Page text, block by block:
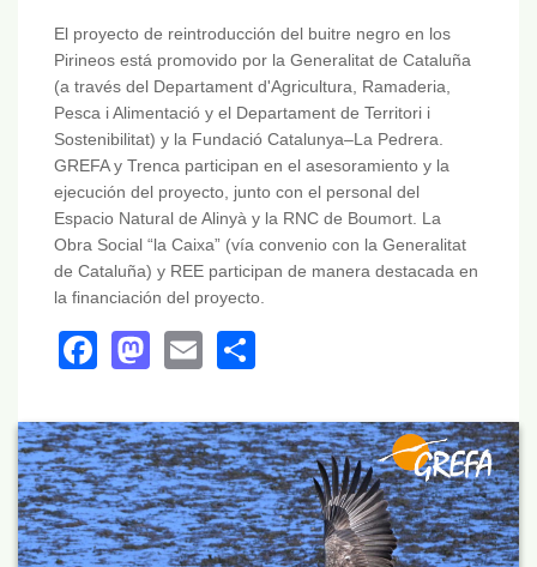
El proyecto de reintroducción del buitre negro en los
Pirineos está promovido por la Generalitat de Cataluña
(a través del Departament d'Agricultura, Ramaderia,
Pesca i Alimentació y el Departament de Territori i
Sostenibilitat) y la Fundació Catalunya–La Pedrera.
GREFA y Trenca participan en el asesoramiento y la
ejecución del proyecto, junto con el personal del
Espacio Natural de Alinyà y la RNC de Boumort. La
Obra Social “la Caixa” (vía convenio con la Generalitat
de Cataluña) y REE participan de manera destacada en
la financiación del proyecto.
Facebook
Mastodon
Email